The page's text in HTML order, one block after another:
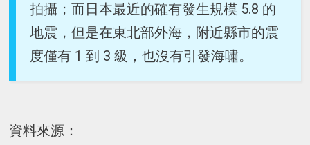
拍攝；而日本最近的確有發生規模 5.8 的
地震，但是在東北部外海，附近縣市的震
度僅有 1 到 3 級，也沒有引發海嘯。
資料來源：